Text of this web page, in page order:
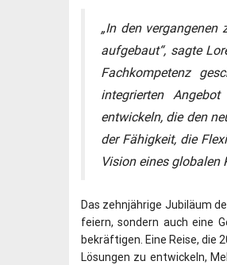
„In den
aufgebaut“, sagte
Fachkompetenz
integrierten
entwickeln, die den
der Fähigkeit, die
Vision eines globalen
Das zehnjährige Jubiläum
feiern, sondern auch eine
bekräftigen. Eine Reise, die
Lösungen zu entwickeln,